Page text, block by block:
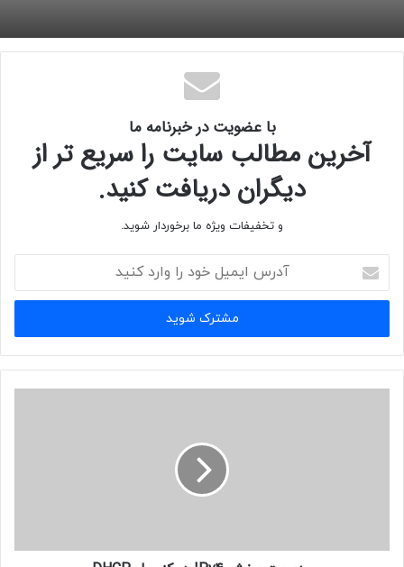
با عضویت در خبرنامه ما
آخرین مطالب سایت را سریع تر از
دیگران دریافت کنید.
و تخفیفات ویژه ما برخوردار شوید.
ایمیل
خود
وارد
کنید